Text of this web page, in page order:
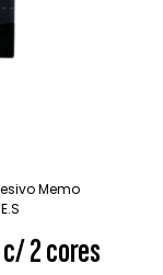
Memo
2 cores